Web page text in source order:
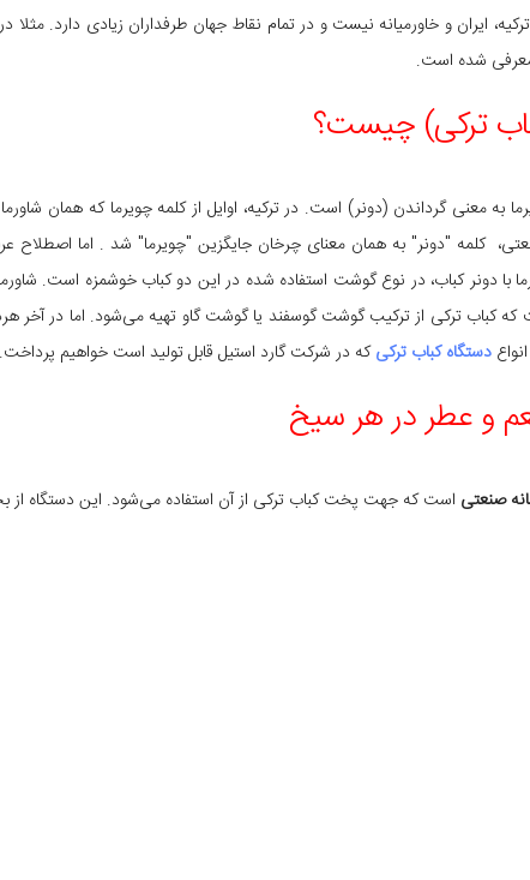
ایران و خاورمیانه نیست و در تمام نقاط جهان طرفداران زیادی دارد. مثلا
شده است.
ترکی) چیست؟
به معنی گرداندن (دونر) است. در ترکیه، اوایل از کلمه چویرما که همان
کلمه "دونر" به همان معنای چرخان جایگزین "چویرما" شد . اما اصطلاح
با دونر کباب، در نوع گوشت استفاده شده در این دو کباب خوشمزه است.
کباب ترکی از ترکیب گوشت گوسفند یا گوشت گاو تهیه می‌شود. اما در آخر
دستگاه کباب ترکیکه در شرکت گارد استیل قابل تولید است خواهیم پرداخت.
و عطر در هر سیخ
صنعتی است که جهت پخت کباب ترکی از آن استفاده می‌شود. این دستگاه